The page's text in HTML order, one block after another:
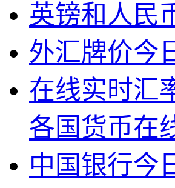
英镑和人民
外汇牌价今
在线实时汇
各国货币在
中国银行今